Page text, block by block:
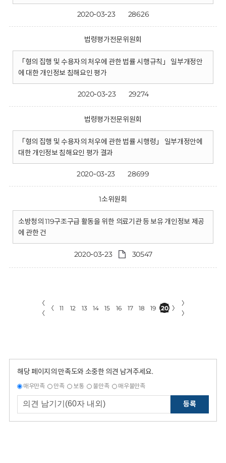
2020-03-23 28626
법령평가전문위원회
「형의 집행 및 수용자의 처우에 관한 법률 시행규칙」 일부개정안
에 대한 개인정보 침해요인 평가
2020-03-23 29274
법령평가전문위원회
「형의 집행 및 수용자의 처우에 관한 법률 시행령」 일부개정안에
대한 개인정보 침해요인 평가 결과
2020-03-23 28699
1소위원회
소방청의 119구조구급 활동을 위한 의료기관 등 보유 개인정보 제공
에 관한 건
2020-03-23 30547
〈
〈
〈 11 12 13 14 15 16 17 18 19 20 〉
〉
〉
해당 페이지의 만족도와 소중한 의견 남겨주세요.
매우만족 만족 보통 불만족 매우불만족
등록